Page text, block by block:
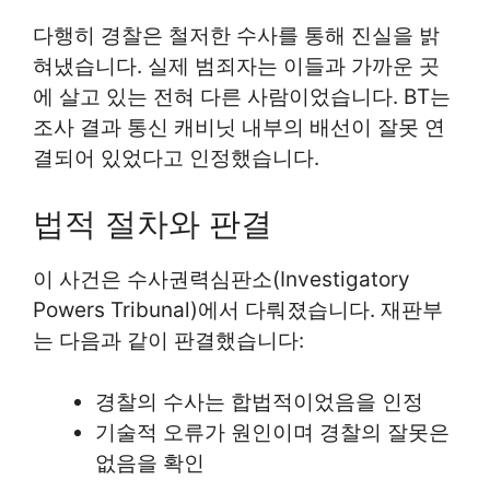
다행히 경찰은 철저한 수사를 통해 진실을 밝
혀냈습니다. 실제 범죄자는 이들과 가까운 곳
에 살고 있는 전혀 다른 사람이었습니다. BT는
조사 결과 통신 캐비닛 내부의 배선이 잘못 연
결되어 있었다고 인정했습니다.
법적 절차와 판결
이 사건은 수사권력심판소(Investigatory
Powers Tribunal)에서 다뤄졌습니다. 재판부
는 다음과 같이 판결했습니다:
경찰의 수사는 합법적이었음을 인정
기술적 오류가 원인이며 경찰의 잘못은
없음을 확인